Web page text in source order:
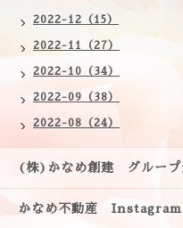
2022-12（15）
2022-11（27）
2022-10（34）
2022-09（38）
2022-08（24）
(株)かなめ創建 グループ
かなめ不動産